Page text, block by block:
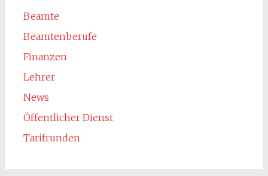
Beamte
Beamtenberufe
Finanzen
Lehrer
News
Öffentlicher Dienst
Tarifrunden